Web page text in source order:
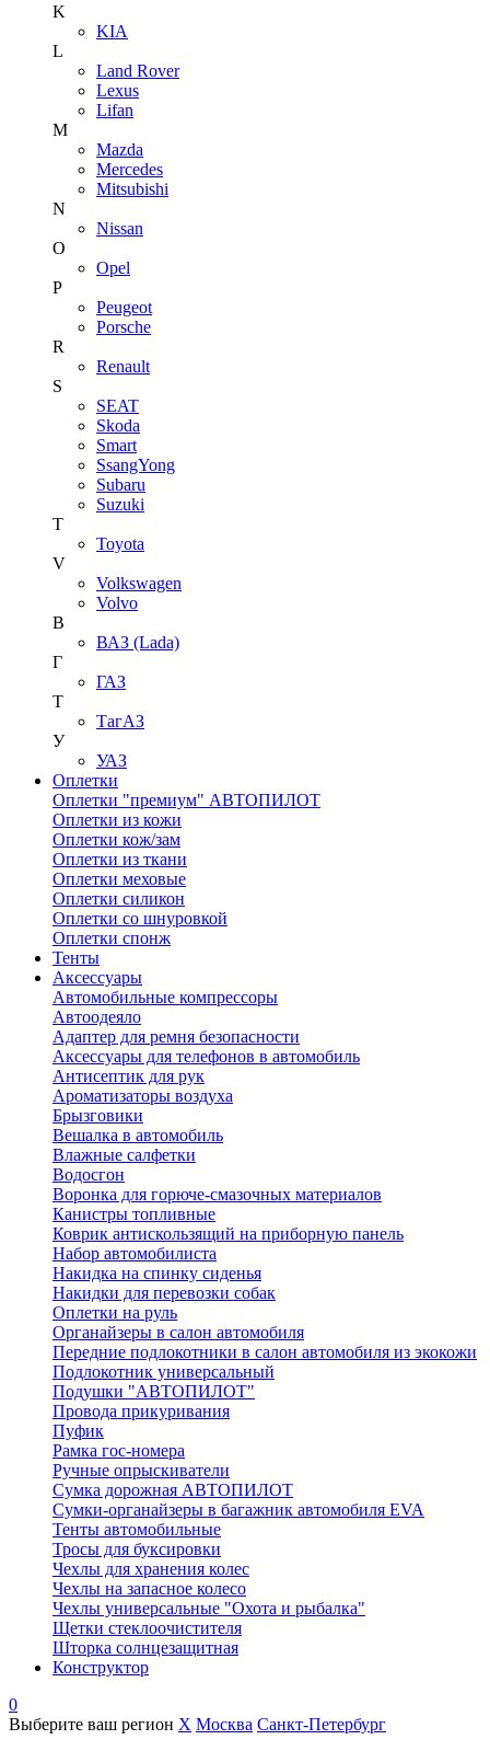
K
KIA
L
Land Rover
Lexus
Lifan
M
Mazda
Mercedes
Mitsubishi
N
Nissan
O
Opel
P
Peugeot
Porsche
R
Renault
S
SEAT
Skoda
Smart
SsangYong
Subaru
Suzuki
T
Toyota
V
Volkswagen
Volvo
В
ВАЗ (Lada)
Г
ГАЗ
Т
ТагАЗ
У
УАЗ
Оплетки
Оплетки "премиум" АВТОПИЛОТ
Оплетки из кожи
Оплетки кож/зам
Оплетки из ткани
Оплетки меховые
Оплетки силикон
Оплетки со шнуровкой
Оплетки спонж
Тенты
Аксессуары
Автомобильные компрессоры
Автоодеяло
Адаптер для ремня безопасности
Аксессуары для телефонов в автомобиль
Антисептик для рук
Ароматизаторы воздуха
Брызговики
Вешалка в автомобиль
Влажные салфетки
Водосгон
Воронка для горюче-смазочных материалов
Канистры топливные
Коврик антискользящий на приборную панель
Набор автомобилиста
Накидка на спинку сиденья
Накидки для перевозки собак
Оплетки на руль
Органайзеры в салон автомобиля
Передние подлокотники в салон автомобиля из экокожи
Подлокотник универсальный
Подушки "АВТОПИЛОТ"
Провода прикуривания
Пуфик
Рамка гос-номера
Ручные опрыскиватели
Сумка дорожная АВТОПИЛОТ
Сумки-органайзеры в багажник автомобиля EVA
Тенты автомобильные
Тросы для буксировки
Чехлы для хранения колес
Чехлы на запасное колесо
Чехлы универсальные "Охота и рыбалка"
Щетки стеклоочистителя
Шторка солнцезащитная
Конструктор
0
Выберите ваш регион X Москва Санкт-Петербург